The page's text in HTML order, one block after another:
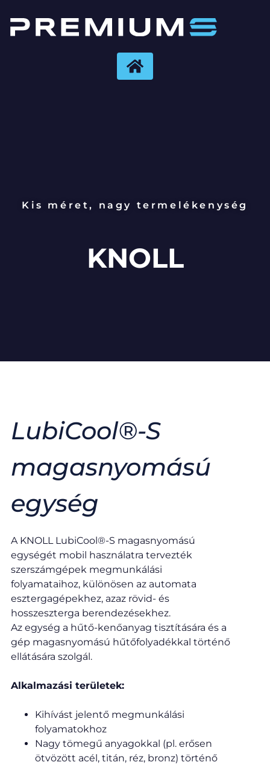
Kis méret, nagy termelékenység
KNOLL
LubiCool®-S
magasnyomású
egység​
A KNOLL LubiCool®-S magasnyomású
egységét mobil használatra tervezték
szerszámgépek megmunkálási
folyamataihoz, különösen az automata
esztergagépekhez, azaz rövid- és
hosszeszterga berendezésekhez.
Az egység a hűtő-kenőanyag tisztítására és a
gép magasnyomású hűtőfolyadékkal történő
ellátására szolgál.
Alkalmazási területek:
Kihívást jelentő megmunkálási
folyamatokhoz
Nagy tömegű anyagokkal (pl. erősen
ötvözött acél, titán, réz, bronz) történő